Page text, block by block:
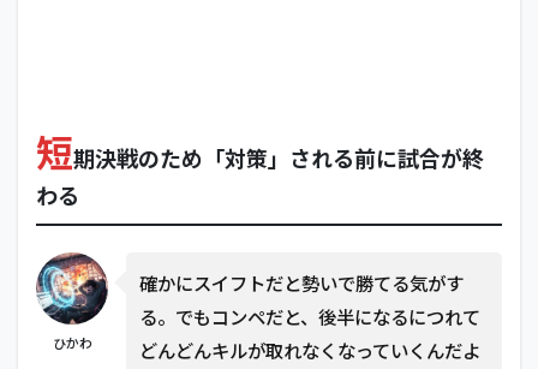
短期決戦のため「対策」される前に試合が終
わる
ひかわ
確かにスイフトだと勢いで勝てる気がす
る。でもコンペだと、後半になるにつれて
どんどんキルが取れなくなっていくんだよ